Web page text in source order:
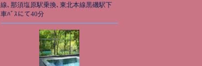
線､那須塩原駅乗換､東北本線黒磯駅下
車ﾊﾞｽにて40分